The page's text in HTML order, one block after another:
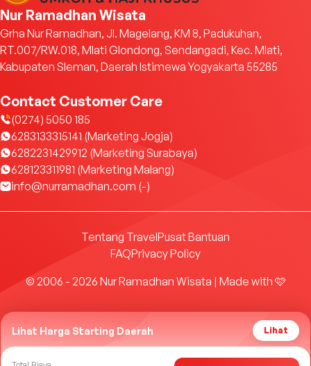
Lihat Harga Starting Daerah Lihat
Nur Ramadhan Wisata
Grha Nur Ramadhan, Jl. Magelang, KM 8, Padukuhan,
RT.007/RW.018, Mlati Glondong, Sendangadi, Kec. Mlati,
Kabupaten Sleman, Daerah Istimewa Yogyakarta 55285
Contact Customer Care
(0274) 5050 185
6283133315141 (Marketing Jogja)
6282231429912 (Marketing Surabaya)
628123311981 (Marketing Malang)
info@nurramadhan.com (-)
Tentang TravelPusat Bantuan
FAQPrivacy Policy
© 2006 - 2026 Nur Ramadhan Wisata | Made with 🩷